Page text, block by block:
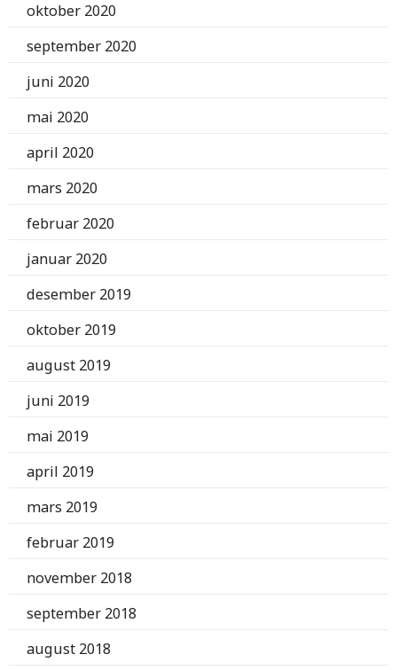
oktober 2020
september 2020
juni 2020
mai 2020
april 2020
mars 2020
februar 2020
januar 2020
desember 2019
oktober 2019
august 2019
juni 2019
mai 2019
april 2019
mars 2019
februar 2019
november 2018
september 2018
august 2018